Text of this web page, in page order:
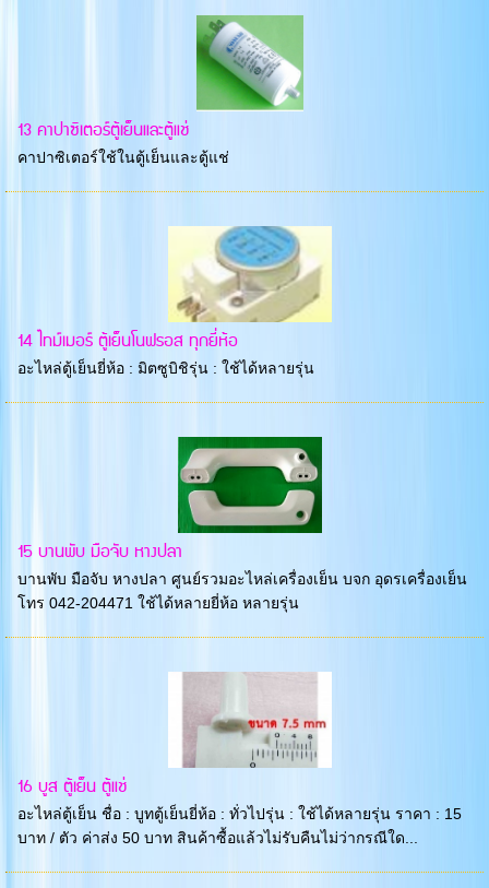
13 คาปาซิเตอร์ตู้เย็นและตู้แช่
คาปาซิเตอร์ใช้ในตู้เย็นและตู้แช่
14 ไทม์เมอร์ ตู้เย็นโนฟรอส ทุกยี่ห้อ
อะไหล่ตู้เย็นยี่ห้อ : มิตซูบิชิรุ่น : ใช้ได้หลายรุ่น
15 บานพับ มือจับ หางปลา
บานพับ มือจับ หางปลา ศูนย์รวมอะไหล่เครื่องเย็น บจก อุดรเครื่องเย็น
โทร 042-204471 ใช้ได้หลายยี่ห้อ หลายรุ่น
16 บูส ตู้เย็น ตู้แช่
อะไหล่ตู้เย็น ชื่อ : บูทตู้เย็นยี่ห้อ : ทั่วไปรุ่น : ใช้ได้หลายรุ่น ราคา : 15
บาท / ตัว ค่าส่ง 50 บาท สินค้าซื้อแล้วไม่รับคืนไม่ว่ากรณีใด...